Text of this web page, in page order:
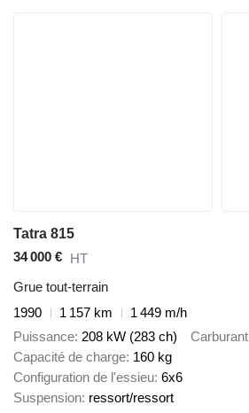
Tatra 815
34 000 € HT
Grue tout-terrain
1990
1 157 km
1 449 m/h
Puissance 208 kW (283 ch) Carburant
Capacité de charge 160 kg
Configuration de l'essieu 6x6
Suspension ressort/ressort